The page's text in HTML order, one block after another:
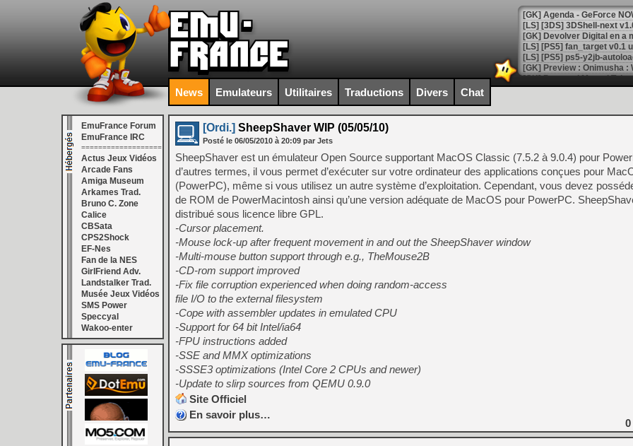
[GK] Agenda - GeForce
[GK] Devolver Digital en a
[LS] [PS5] ps5-y2jb-
[GK] Pourquoi Marvel
[GK] Test : Restory : Chill
[GK] GTA 6 : Rockstar
[GK] Hot Wheels Infinite
[GK] Mémoire cash -
[GK] Résultats Nintendo :
[GK] Déjà des
[Mo5] Brickboy cherche à
[GK] Minecraft et ses «
[GK] Beast of
[GK] Ubisoft : fin de partie
[GK] Mémoire cash -
[GK] Dan Houser (GTA)
[GK] Comment EA Sports
[GK] Crimson Moon : un
[GK] Isle of Reveries : le
[GK] Moonlighter 2 : The
[GK] Capcom relance
[Mo5] Deux inédits du
[GK] Le beat'em up The
[GK] Endless Legend 2 :
[LS] [PS5] Le WebKit
News Emulateurs Utilitaires Traductions Divers Chat
EmuFrance Forum
EmuFrance IRC
===================
Actus Jeux Vidéos
Arcade Fans
Amiga Museum
Arkames Trad.
Bruno C. Zone
Calice
CBSata
CPS2Shock
EF-Nes
Fan de la NES
GirlFriend Adv.
Landstalker Trad.
Musée Jeux Vidéos
SMS Power
Speccyal
Wakoo-enter
[Ordi.] SheepShaver WIP (05/05/10)
Posté le 06/05/2010 à 20:09 par Jets
SheepShaver est un émulateur Open Source supportant MacOS Classic (7.5.2 à 9.0.4) pour
d’autres termes, il vous permet d’exécuter sur votre ordinateur des applications conçues pour
(PowerPC), même si vous utilisez un autre système d’exploitation. Cependant, vous devez
de ROM de PowerMacintosh ainsi qu’une version adéquate de MacOS pour PowerPC.
distribué sous licence libre GPL.
-Cursor placement.
-Mouse lock-up after frequent movement in and out the SheepShaver window
-Multi-mouse button support through e.g., TheMouse2B
-CD-rom support improved
-Fix file corruption experienced when doing random-access
file I/O to the external filesystem
-Cope with assembler updates in emulated CPU
-Support for 64 bit Intel/ia64
-FPU instructions added
-SSE and MMX optimizations
-SSSE3 optimizations (Intel Core 2 CPUs and newer)
-Update to slirp sources from QEMU 0.9.0
Site Officiel
En savoir plus…
0